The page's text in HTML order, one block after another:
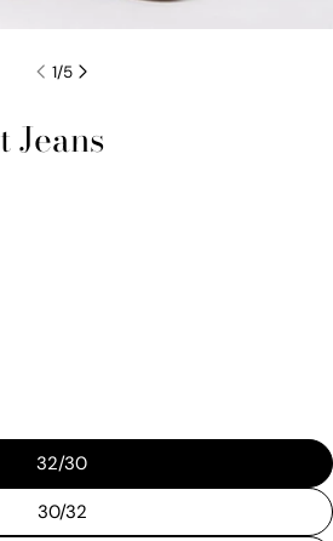
1/5
Jeans
32/30
30/32